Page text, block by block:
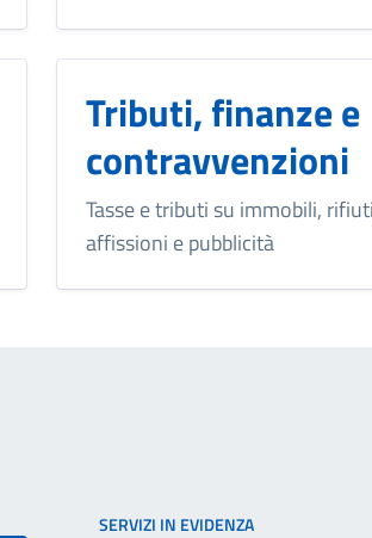
Tributi, finanze e
contravvenzioni
Tasse e tributi su immobili,
affissioni e pubblicità
SERVIZI IN EVIDENZA